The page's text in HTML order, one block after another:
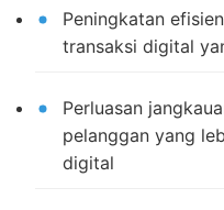
Peningkatan
transaksi digital
Perluasan
pelanggan yang
digital